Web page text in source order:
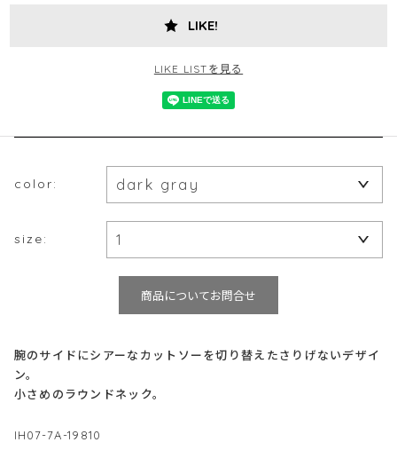
LIKE!
LIKE LISTを見る
color:
size:
商品についてお問合せ
腕のサイドにシアーなカットソーを切り替えたさりげないデザイ
ン。
小さめのラウンドネック。
IH07-7A-19810